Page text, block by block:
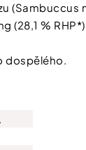
%
dospělého.